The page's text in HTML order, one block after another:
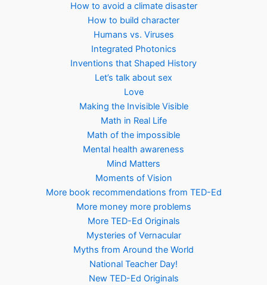
How to avoid a climate disaster
How to build character
Humans vs. Viruses
Integrated Photonics
Inventions that Shaped History
Let’s talk about sex
Love
Making the Invisible Visible
Math in Real Life
Math of the impossible
Mental health awareness
Mind Matters
Moments of Vision
More book recommendations from TED-Ed
More money more problems
More TED-Ed Originals
Mysteries of Vernacular
Myths from Around the World
National Teacher Day!
New TED-Ed Originals